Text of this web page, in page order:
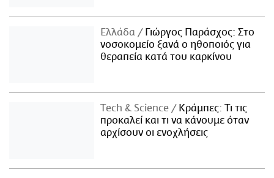
Ελλάδα
Γιώργος Παράσχος: Στο
νοσοκομείο ξανά ο ηθοποιός για
θεραπεία κατά του καρκίνου
Τech & Science
Κράμπες: Τι τις
προκαλεί και τι να κάνουμε όταν
αρχίσουν οι ενοχλήσεις